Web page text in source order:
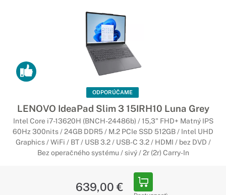
Začína nová éra umelej inteligencie
Najrýchlejšie a najinteligentnejšie notebooky so systémom
Windows v histórii. Notebooky Copilot+ sú vybavené
najnovšími nástrojmi umelej inteligencie, ktoré urýchľujú
vašu produktivitu a kreativitu.
ODPORÚČAME
LENOVO IdeaPad Slim 3 15IRH10 Luna Grey
Intel Core i7-13620H (BNCH-24486b) / 15,3" FHD+ Matný IPS
60Hz 300nits / 24GB DDR5 / M.2 PCIe SSD 512GB / Intel UHD
Graphics / WiFi / BT / USB 3.2 / USB-C 3.2 / HDMI / bez DVD /
Bez operačného systému / sivý / 2r (2r) Carry-In
639,00 €